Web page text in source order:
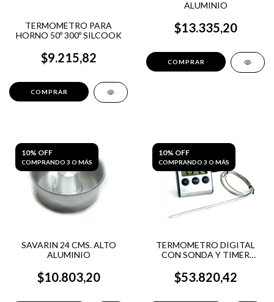
TERMOMETRO PARA
HORNO 50º 300º SILCOOK
$9.215,82
ALUMINIO
$13.335,20
10% OFF
COMPRANDO 3 O MÁS
SAVARIN 24 CMS. ALTO
ALUMINIO
$10.803,20
10% OFF
COMPRANDO 3 O MÁS
TERMOMETRO DIGITAL
CON SONDA Y TIMER
$53.820,42